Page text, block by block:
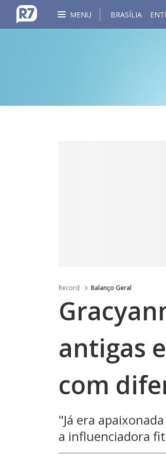
MENU BRASÍLIA
Record Balanço Geral
antigas
com
"Já era
a influenciadora